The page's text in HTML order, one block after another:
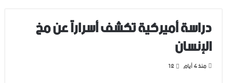
دراسة أميركية تكشف أسراراً عن مخ
الإنسان
منذ 4 أيام 12